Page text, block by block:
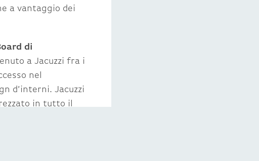
a vantaggio dei
di
a Jacuzzi fra i
nel
d’interni. Jacuzzi
in tutto il